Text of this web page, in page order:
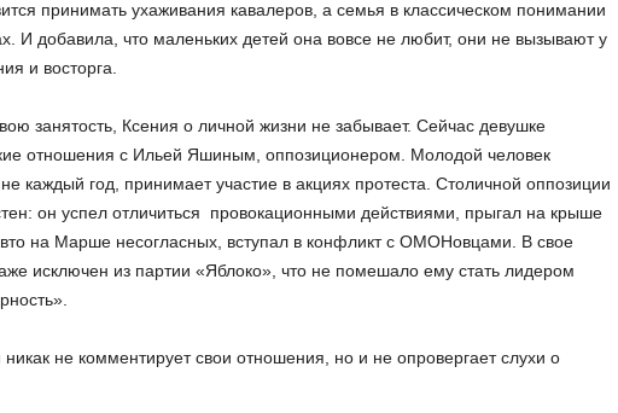
принимать ухаживания кавалеров, а семья в классическом понимании
И добавила, что маленьких детей она вовсе не любит, они не вызывают у
и восторга.
занятость, Ксения о личной жизни не забывает. Сейчас девушке
отношения с Ильей Яшиным, оппозиционером. Молодой человек
каждый год, принимает участие в акциях протеста. Столичной оппозиции
он успел отличиться провокационными действиями, прыгал на крыше
на Марше несогласных, вступал в конфликт с ОМОНовцами. В свое
исключен из партии «Яблоко», что не помешало ему стать лидером
не комментирует свои отношения, но и не опровергает слухи о